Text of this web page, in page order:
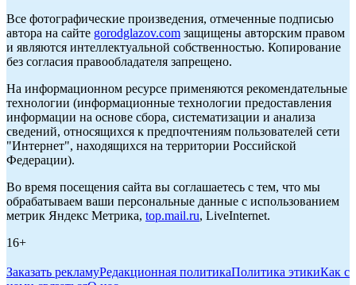
Все фотографические произведения, отмеченные подписью
автора на сайте gorodglazov.com защищены авторским правом
и являются интеллектуальной собственностью. Копирование
без согласия правообладателя запрещено.
На информационном ресурсе применяются рекомендательные
технологии (информационные технологии предоставления
информации на основе сбора, систематизации и анализа
сведений, относящихся к предпочтениям пользователей сети
"Интернет", находящихся на территории Российской
Федерации).
Во время посещения сайта вы соглашаетесь с тем, что мы
обрабатываем ваши персональные данные с использованием
метрик Яндекс Метрика, top.mail.ru, LiveInternet.
16+
Заказать рекламуРедакционная политикаПолитика этикиКак с